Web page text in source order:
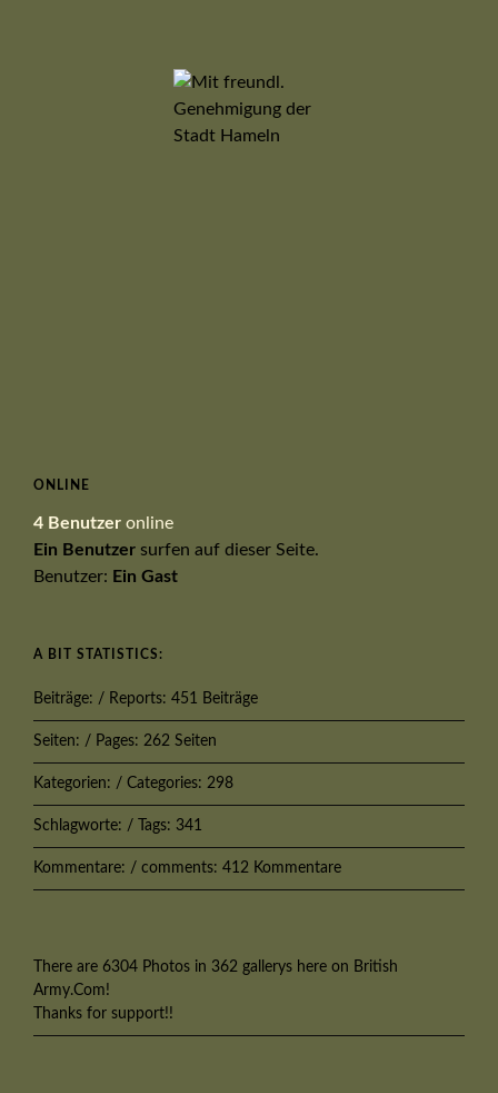
ONLINE
4 Benutzer online
Ein Benutzer surfen auf dieser Seite.
Benutzer: Ein Gast
A BIT STATISTICS:
Beiträge: / Reports: 451 Beiträge
Seiten: / Pages: 262 Seiten
Kategorien: / Categories: 298
Schlagworte: / Tags: 341
Kommentare: / comments: 412 Kommentare
There are 6304 Photos in 362 gallerys here on British
Army.Com!
Thanks for support!!